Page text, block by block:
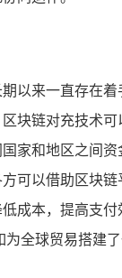
以来一直存在着
块链对充技术
家和地区之间
可以借助区块
成本，提高支
为全球贸易搭建